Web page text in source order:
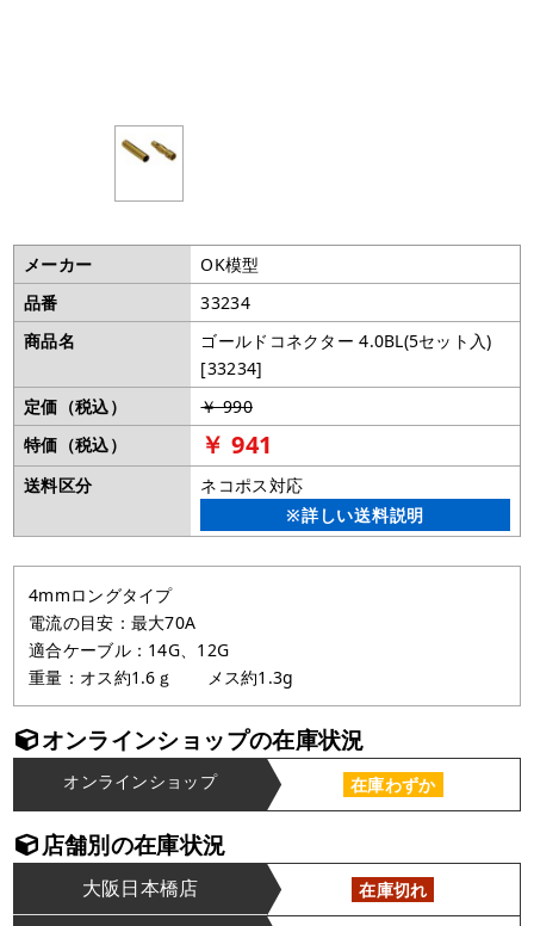
メーカー
OK模型
品番
33234
商品名
ゴールドコネクター 4.0BL(5セット入)
[33234]
定価（税込）
￥ 990
特価（税込）
￥ 941
送料区分
ネコポス対応
※詳しい送料説明
4mmロングタイプ
電流の目安：最大70A
適合ケーブル：14G、12G
重量：オス約1.6ｇ メス約1.3g
オンラインショップの在庫状況
オンラインショップ 在庫わずか
店舗別の在庫状況
大阪日本橋店 在庫切れ